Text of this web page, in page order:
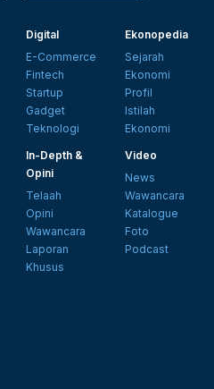
Digital
E-Commerce
Fintech
Startup
Gadget
Teknologi
Ekonopedia
Sejarah
Ekonomi
Profil
Istilah
Ekonomi
In-Depth &
Opini
Telaah
Opini
Wawancara
Laporan
Khusus
Video
News
Wawancara
Katalogue
Foto
Podcast